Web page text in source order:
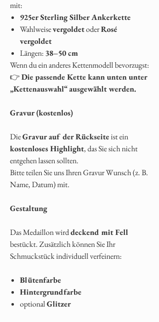
mit:
925er Sterling Silber Ankerkette
WahlweisevergoldetoderRosé
vergoldet
Längen: 38–50 cm
Wenn du ein anderes Kettenmodell bevorzugst:
👉Die passende Kette kann unten unter
„Kettenauswahl“ ausgewählt werden.
Gravur (kostenlos)
DieGravur auf der Rückseiteist ein
kostenloses Highlight, das Sie sich nicht
entgehen lassen sollten.
Bitte teilen Sie uns IhrenGravur Wunsch(z. B.
Name, Datum) mit.
Gestaltung
Das Medaillon wirddeckend mit Fell
bestückt. Zusätzlich können Sie Ihr
Schmuckstück individuell verfeinern:
Blütenfarbe
Hintergrundfarbe
optionalGlitzer